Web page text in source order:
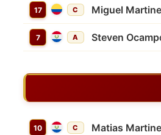
17 C Miguel
7 A Steven
10 C Matias